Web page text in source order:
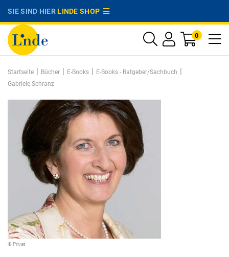
SIE SIND HIERLINDE SHOP
0
Startseite | Bücher | E-Books | E-Books - Ratgeber/Sachbuch |
Gabriele Schranz
© Privat